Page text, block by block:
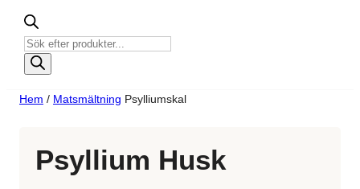
Produktsökning
Hem / Matsmältning Psylliumskal
Psyllium Husk